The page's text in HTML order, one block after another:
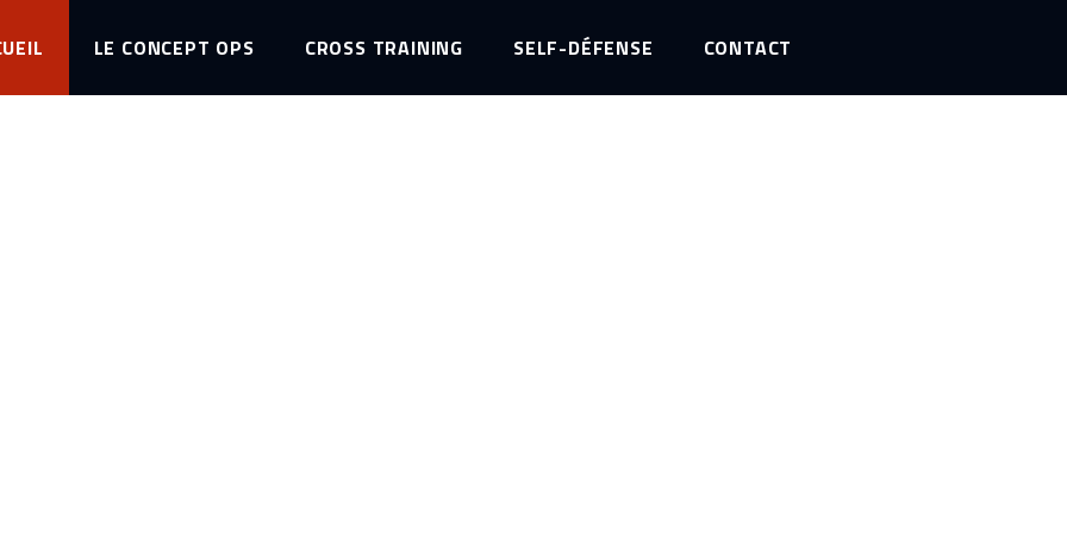
LE CONCEPT OPS CROSS TRAINING SELF-DÉFENSE CONTACT